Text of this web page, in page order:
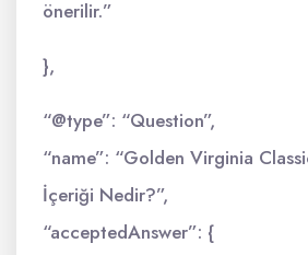
önerilir.”
},
“@type”: “Question”,
“name”: “Golden Virginia
İçeriği Nedir?”,
“acceptedAnswer”: {